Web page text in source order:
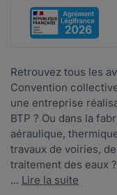
Retrouvez tous les
Convention
une entreprise
BTP ? Ou dans la
aéraulique,
travaux de voiries,
traitement des eaux
... Lire la suite